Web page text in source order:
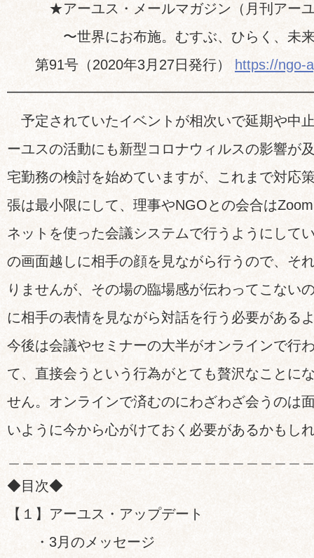
★アーユス・メールマガジン（月刊アー
〜世界にお布施。むすぶ、ひらく、未来
第91号（2020年3月27日発行）
https://ngo-
予定されていたイベントが相次いで延期や中
ーユスの活動にも新型コロナウィルスの影響が
宅勤務の検討を始めていますが、これまで対応
張は最小限にして、理事やNGOとの会合は
ネットを使った会議システムで行うようにして
の画面越しに相手の顔を見ながら行うので、そ
りませんが、その場の臨場感が伝わってこない
に相手の表情を見ながら対話を行う必要がある
今後は会議やセミナーの大半がオンラインで行
て、直接会うという行為がとても贅沢なことに
せん。オンラインで済むのにわざわざ会うのは
いように今から心がけておく必要があるかもし
＿＿＿＿＿＿＿＿＿＿＿＿＿＿＿＿＿＿＿＿＿
◆目次◆
【１】アーユス・アップデート
・3月のメッセージ